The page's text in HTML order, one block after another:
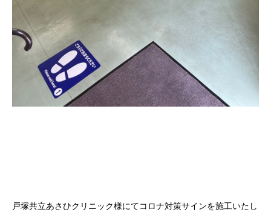
戸塚共立あさひクリニック様にてコロナ対策サインを施工いたし